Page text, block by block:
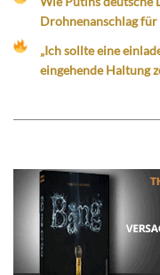
Drohnenanschlag
„Ich sollte eine
eingehende Haltung